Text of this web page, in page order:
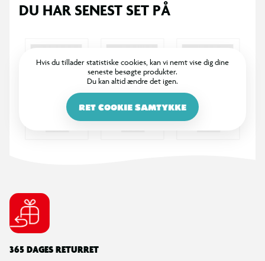
DU HAR SENEST SET PÅ
Hvis du tillader statistiske cookies, kan vi nemt vise dig dine
seneste besøgte produkter.
Du kan altid ændre det igen.
RET COOKIE SAMTYKKE
365 DAGES RETURRET